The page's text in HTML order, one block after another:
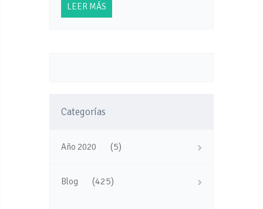
LEER MÁS
Categorías
Año 2020 (5)
Blog (425)